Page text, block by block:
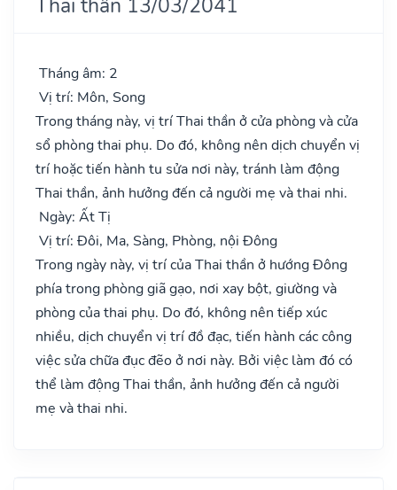
Tháng âm: 2
Vị trí: Môn, Song
Trong tháng này, vị trí Thai thần ở cửa phòng và cửa
sổ phòng thai phụ. Do đó, không nên dịch chuyển vị
trí hoặc tiến hành tu sửa nơi này, tránh làm động
Thai thần, ảnh hưởng đến cả người mẹ và thai nhi.
Ngày: Ất Tị
Vị trí: Đôi, Ma, Sàng, Phòng, nội Đông
Trong ngày này, vị trí của Thai thần ở hướng Đông
phía trong phòng giã gạo, nơi xay bột, giường và
phòng của thai phụ. Do đó, không nên tiếp xúc
nhiều, dịch chuyển vị trí đồ đạc, tiến hành các công
việc sửa chữa đục đẽo ở nơi này. Bởi việc làm đó có
thể làm động Thai thần, ảnh hưởng đến cả người
mẹ và thai nhi.